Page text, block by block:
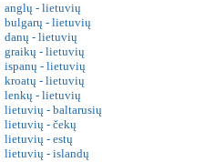
anglų - lietuvių
bulgarų - lietuvių
danų - lietuvių
graikų - lietuvių
ispanų - lietuvių
kroatų - lietuvių
lenkų - lietuvių
lietuvių - baltarusių
lietuvių - čekų
lietuvių - estų
lietuvių - islandų